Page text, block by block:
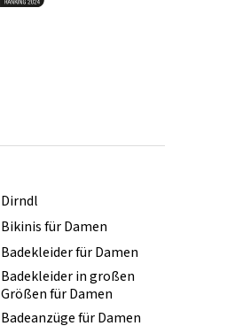
Dirndl
Bikinis für Damen
Badekleider für Damen
Badekleider in großen
Größen für Damen
Badeanzüge für Damen